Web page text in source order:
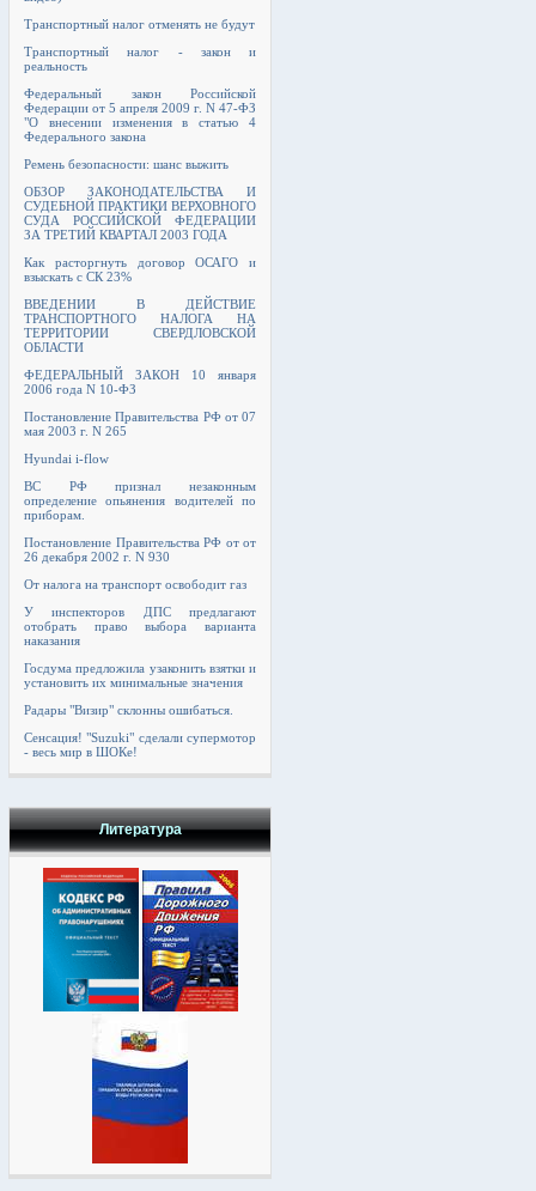
Транспортный налог отменять не будут
Транспортный налог - закон и
реальность
Федеральный закон Российской
Федерации от 5 апреля 2009 г. N 47-ФЗ
"О внесении изменения в статью 4
Федерального закона
Ремень безопасности: шанс выжить
ОБЗОР ЗАКОНОДАТЕЛЬСТВА И
СУДЕБНОЙ ПРАКТИКИ ВЕРХОВНОГО
СУДА РОССИЙСКОЙ ФЕДЕРАЦИИ
ЗА ТРЕТИЙ КВАРТАЛ 2003 ГОДА
Как расторгнуть договор ОСАГО и
взыскать с СК 23%
ВВЕДЕНИИ В ДЕЙСТВИЕ
ТРАНСПОРТНОГО НАЛОГА НА
ТЕРРИТОРИИ СВЕРДЛОВСКОЙ
ОБЛАСТИ
ФЕДЕРАЛЬНЫЙ ЗАКОН 10 января
2006 года N 10-ФЗ
Постановление Правительства РФ от 07
мая 2003 г. N 265
Hyundai i-flow
ВС РФ признал незаконным
определение опьянения водителей по
приборам.
Постановление Правительства РФ от от
26 декабря 2002 г. N 930
От налога на транспорт освободит газ
У инспекторов ДПС предлагают
отобрать право выбора варианта
наказания
Госдума предложила узаконить взятки и
установить их минимальные значения
Радары "Визир" склонны ошибаться.
Сенсация! "Suzuki" сделали супермотор
- весь мир в ШОКе!
Литература